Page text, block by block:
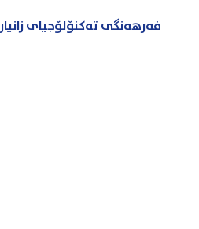
فەرهەنگی تەکنۆلۆجیای